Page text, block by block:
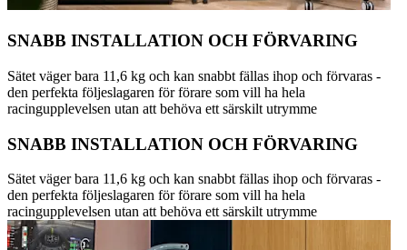
SNABB INSTALLATION OCH FÖRVARING
Sätet väger bara 11,6 kg och kan snabbt fällas ihop och förvaras -
den perfekta följeslagaren för förare som vill ha hela
racingupplevelsen utan att behöva ett särskilt utrymme
SNABB INSTALLATION OCH FÖRVARING
Sätet väger bara 11,6 kg och kan snabbt fällas ihop och förvaras -
den perfekta följeslagaren för förare som vill ha hela
racingupplevelsen utan att behöva ett särskilt utrymme